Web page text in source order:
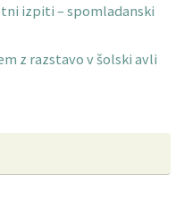
izpiti – spomladanski
z razstavo v šolski avli